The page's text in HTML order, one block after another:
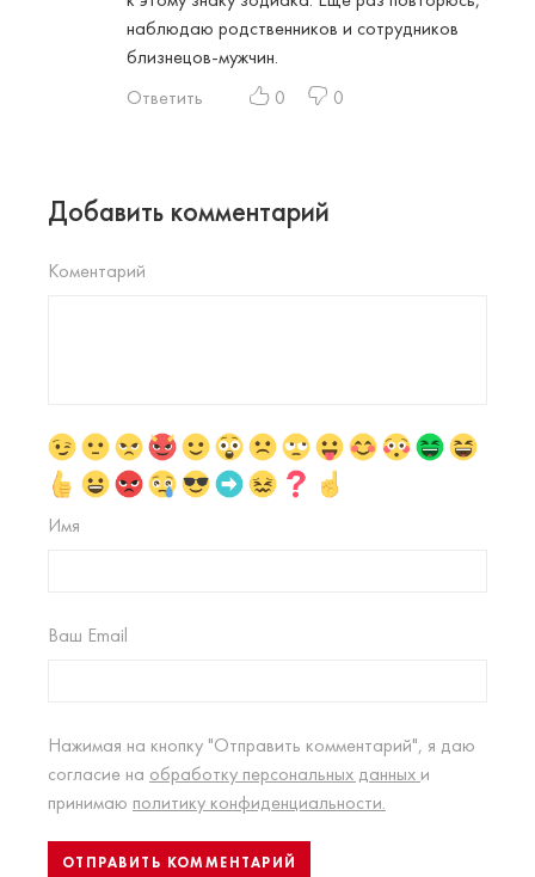
наблюдаю родственников и сотрудников
близнецов-мужчин.
Ответить
0 0
Добавить комментарий
Коментарий
Имя
Ваш Email
Нажимая на кнопку "Отправить комментарий", я даю
согласие на обработку персональных данных и
принимаю политику конфиденциальности.